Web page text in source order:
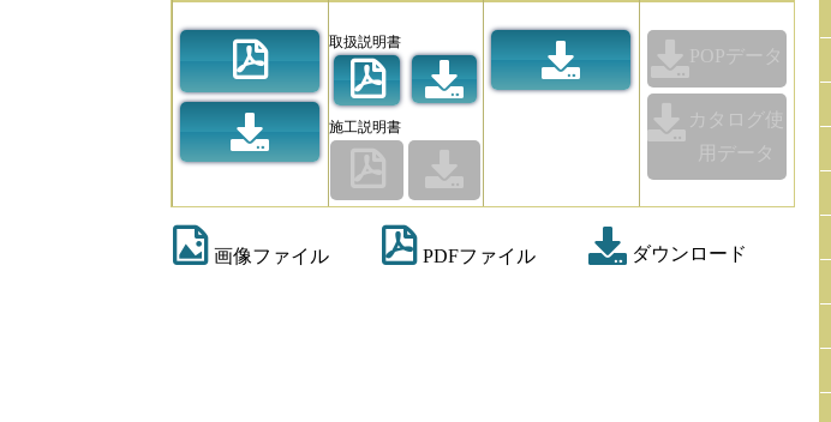
取扱説明書
施工説明書
POPデータ
カタログ使
用データ
画像ファイル PDFファイル ダウンロード